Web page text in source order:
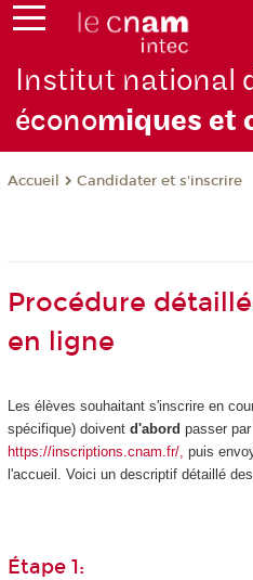
Institut national
économiques et
Accueil Candidater et s'inscrire
Procédure
en ligne
Les élèves souhaitant s'inscrire en
spécifique) doivent d'abord passer
https://inscriptions.cnam.fr/, puis
l'accueil. Voici un descriptif détaillé
Étape 1: